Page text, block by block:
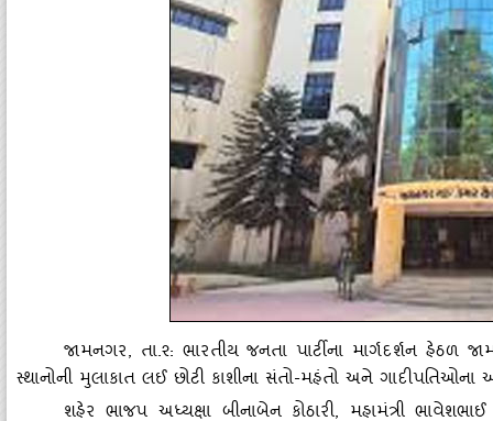
જામનગર, તા.૨: ભારતીય જનતા પાર્ટીના માર્ગદર્શન હેઠળ
સ્‍થાનોની મુલાકાત લઈ છોટી કાશીના સંતો-મહંતો અને ગાદીપતિઓના
શહેર ભાજપ અધ્‍યક્ષા બીનાબેન કોઠારી, મહામંત્રી